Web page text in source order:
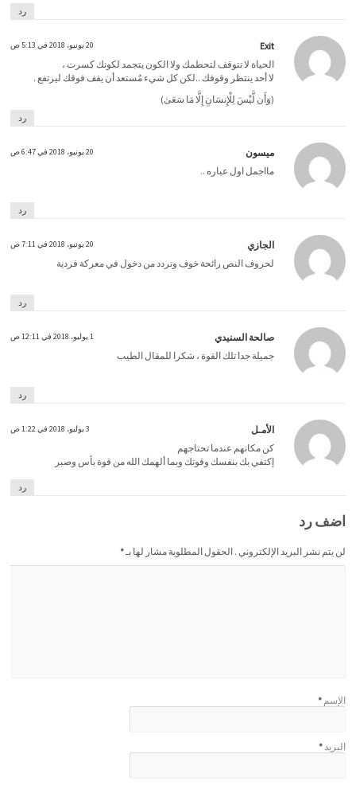
رد
Exit 20 يونيو، 2018 في 5:13 ص
الحياة لا تتوقف لتحطمك ولا الكون يتجمد لكونك كسرت ،
لا أحد ينتظر وقوفك ..لكن كل شيء مُستعد أن يقف فوقك ليرتفع .
(وَأَن لَّيْسَ لِلْإِنسَانِ إِلَّا مَا سَعَىٰ)
رد
ميسون 20 يونيو، 2018 في 6:47 ص
مااجمل اول عباره ..
رد
الجازي 20 يونيو، 2018 في 7:11 ص
لحروف النص رائحة خوف وتردد من دخول في معركة فردية
رد
صالحة السنيدي 1 يوليو، 2018 في 12:11 ص
جميلة جدا تلك القوة ، شكرا للمقال الطيب
رد
الأمـل 3 يوليو، 2018 في 1:22 ص
كن مكانهم عندما تحتاجهم
إكتفي بك بنفسك وقوتك وبما ألهمك الله من قوة بأس وصبر
رد
اضف رد
لن يتم نشر البريد الإلكتروني . الحقول المطلوبة مشار لها بـ*
الإسم *
البريد*